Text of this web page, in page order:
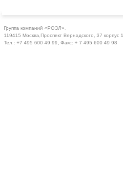
Группа компаний «РОЭЛ».
119415 Москва,Проспект Вернадского, 37 корпус 1
Тел.: +7 495 600 49 99, Факс: + 7 495 600 49 98